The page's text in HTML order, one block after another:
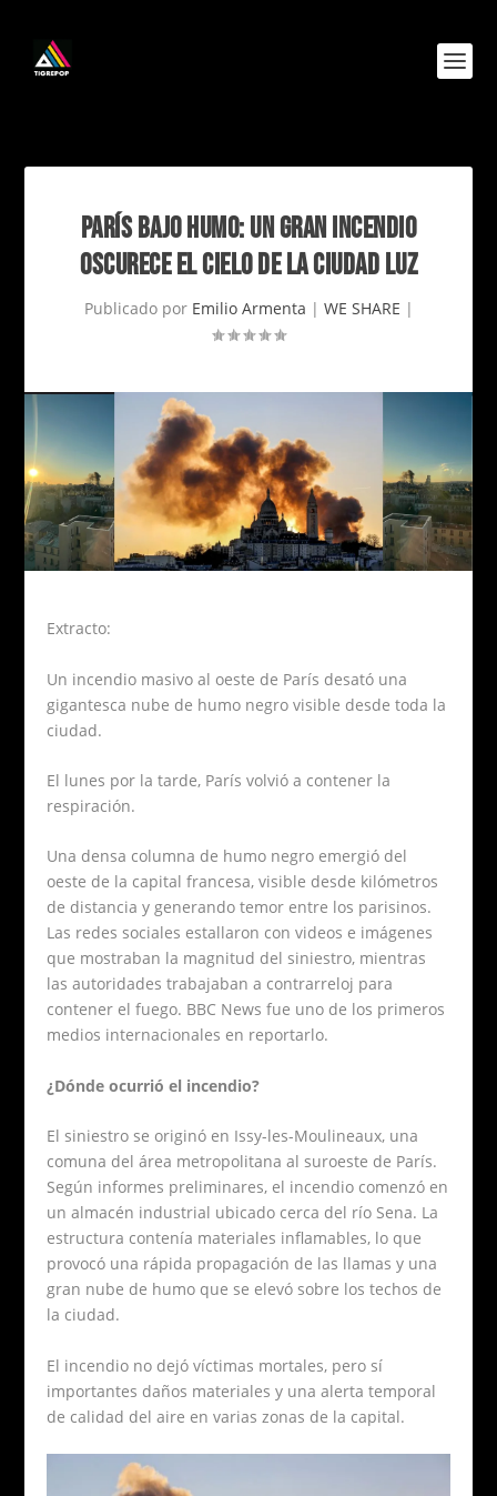
PARÍS BAJO HUMO: UN GRAN INCENDIO
OSCURECE EL CIELO DE LA CIUDAD LUZ
Publicado por Emilio Armenta | WE SHARE |
Extracto:
Un incendio masivo al oeste de París desató una
gigantesca nube de humo negro visible desde toda la
ciudad.
El lunes por la tarde, París volvió a contener la
respiración.
Una densa columna de humo negro emergió del
oeste de la capital francesa, visible desde kilómetros
de distancia y generando temor entre los parisinos.
Las redes sociales estallaron con videos e imágenes
que mostraban la magnitud del siniestro, mientras
las autoridades trabajaban a contrarreloj para
contener el fuego. BBC News fue uno de los primeros
medios internacionales en reportarlo.
¿Dónde ocurrió el incendio?
El siniestro se originó en Issy-les-Moulineaux, una
comuna del área metropolitana al suroeste de París.
Según informes preliminares, el incendio comenzó en
un almacén industrial ubicado cerca del río Sena. La
estructura contenía materiales inflamables, lo que
provocó una rápida propagación de las llamas y una
gran nube de humo que se elevó sobre los techos de
la ciudad.
El incendio no dejó víctimas mortales, pero sí
importantes daños materiales y una alerta temporal
de calidad del aire en varias zonas de la capital.